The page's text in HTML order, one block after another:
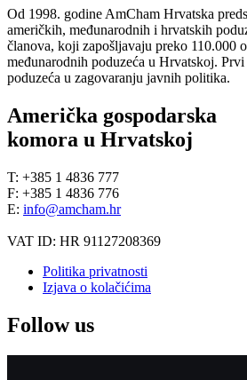
Od 1998. godine AmCham Hrvatska
američkih, međunarodnih i hrvatskih
članova, koji zapošljavaju preko 110.000
međunarodnih poduzeća u Hrvatskoj.
poduzeća u zagovaranju javnih politika.
Američka gospodarska
komora u Hrvatskoj
T: +385 1 4836 777
F: +385 1 4836 776
E: info@amcham.hr
VAT ID: HR 91127208369
Politika privatnosti
Izjava o kolačićima
Follow us